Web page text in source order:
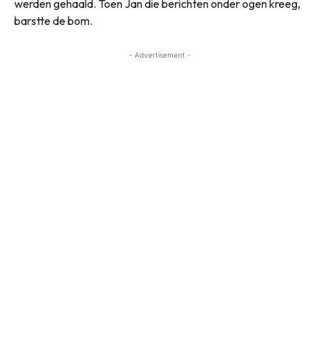
werden gehaald. Toen Jan die berichten onder ogen kreeg,
barstte de bom.
- Advertisement -